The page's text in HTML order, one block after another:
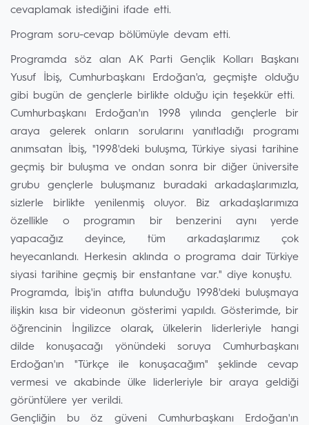
cevaplamak istediğini ifade etti.
Program soru-cevap bölümüyle devam etti.
Programda söz alan AK Parti Gençlik Kolları Başkanı
Yusuf İbiş, Cumhurbaşkanı Erdoğan'a, geçmişte olduğu
gibi bugün de gençlerle birlikte olduğu için teşekkür etti.
Cumhurbaşkanı Erdoğan'ın 1998 yılında gençlerle bir
araya gelerek onların sorularını yanıtladığı programı
anımsatan İbiş, "1998'deki buluşma, Türkiye siyasi tarihine
geçmiş bir buluşma ve ondan sonra bir diğer üniversite
grubu gençlerle buluşmanız buradaki arkadaşlarımızla,
sizlerle birlikte yenilenmiş oluyor. Biz arkadaşlarımıza
özellikle o programın bir benzerini aynı yerde
yapacağız deyince, tüm arkadaşlarımız çok
heyecanlandı. Herkesin aklında o programa dair Türkiye
siyasi tarihine geçmiş bir enstantane var." diye konuştu.
Programda, İbiş'in atıfta bulunduğu 1998'deki buluşmaya
ilişkin kısa bir videonun gösterimi yapıldı. Gösterimde, bir
öğrencinin İngilizce olarak, ülkelerin liderleriyle hangi
dilde konuşacağı yönündeki soruya Cumhurbaşkanı
Erdoğan'ın "Türkçe ile konuşacağım" şeklinde cevap
vermesi ve akabinde ülke liderleriyle bir araya geldiği
görüntülere yer verildi.
Gençliğin bu öz güveni Cumhurbaşkanı Erdoğan'ın